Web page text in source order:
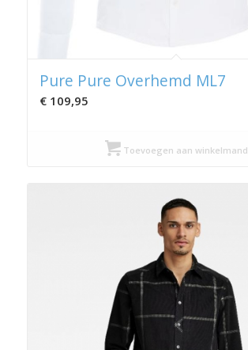
Pure Pure Overhemd ML7
€109,95
Toevoegen aan winkelmand